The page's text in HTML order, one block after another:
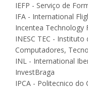
IEFP - Serviço de
IFA - International
Incentea Technology
INESC TEC -
Computadores,
INL - International
InvestBraga
IPCA - Politecnico do